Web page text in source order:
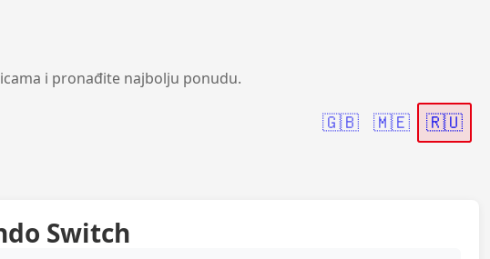
i pronađite najbolju ponudu.
🇬🇧 🇲🇪 🇷🇺
Switch